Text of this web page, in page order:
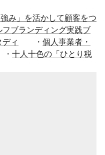
強み」を活かして顧客をつ
ブランディング実践ブ
ィ ・ 個人事業者・
十人十色の「ひとり税